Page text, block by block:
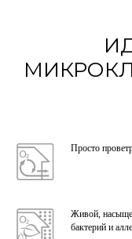
Просто
Живой,
бактерий и